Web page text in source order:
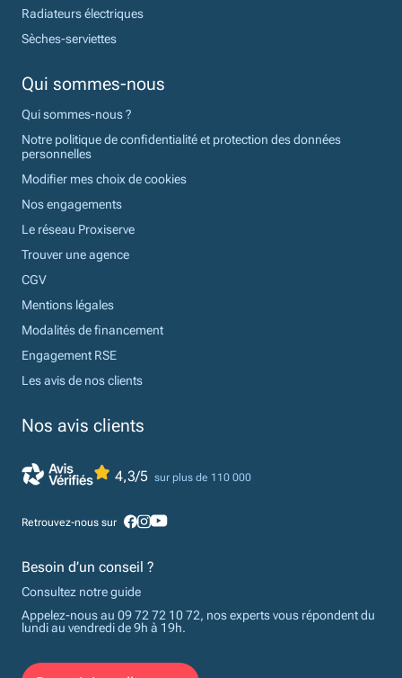
Radiateurs électriques
Sèches-serviettes
Qui sommes-nous
Qui sommes-nous ?
Notre politique de confidentialité et protection des données
personnelles
Modifier mes choix de cookies
Nos engagements
Le réseau Proxiserve
Trouver une agence
CGV
Mentions légales
Modalités de financement
Engagement RSE
Les avis de nos clients
Nos avis clients
4,3/5 sur plus de 110 000
Retrouvez-nous sur
Besoin d’un conseil ?
Consultez notre guide
Appelez-nous au 09 72 72 10 72, nos experts vous répondent du
lundi au vendredi de 9h à 19h.